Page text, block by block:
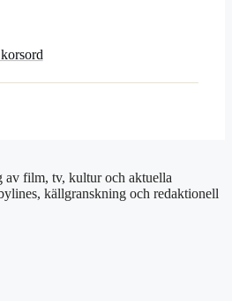
av film, tv, kultur och aktuella
källgranskning och redaktionell